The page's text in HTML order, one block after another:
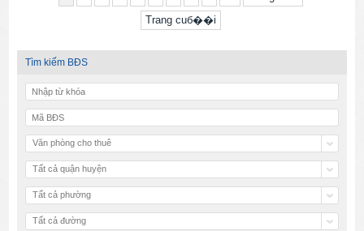
Trang cuб��i
Tìm kiếm BĐS
Văn phòng cho thuê
Tất cả quận huyện
Tất cả phường
Tất cả đường